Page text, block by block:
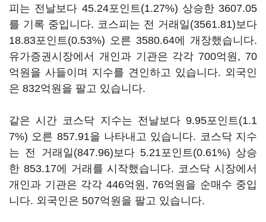
피는 전날보다 45.24포인트(1.27%) 상승한 3607.05
를 기록 중입니다. 코스피는 전 거래일(3561.81)보다
18.83포인트(0.53%) 오른 3580.64에 개장했습니다.
유가증권시장에서 개인과 기관은 각각 700억원, 70
억원을 사들이며 지수를 견인하고 있습니다. 외국인
은 832억원을 팔고 있습니다.
같은 시간 코스닥 지수는 전날보다 9.95포인트(1.1
7%) 오른 857.91을 나타내고 있습니다. 코스닥 지수
는 전 거래일(847.96)보다 5.21포인트(0.61%) 상승
한 853.17에 거래를 시작했습니다. 코스닥 시장에서
개인과 기관은 각각 446억원, 76억원을 순매수 중입
니다. 외국인은 507억원을 팔고 있습니다.